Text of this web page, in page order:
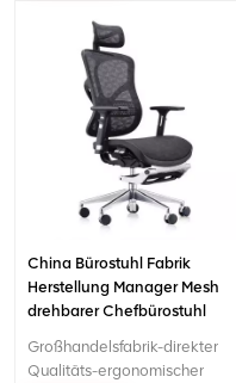
Service mit Ihren Bedürfnissen
ist akzeptabel.
China Bürostuhl Fabrik
Herstellung Manager Mesh
drehbarer Chefbürostuhl
Großhandelsfabrik-direkter
Qualitäts-ergonomischer